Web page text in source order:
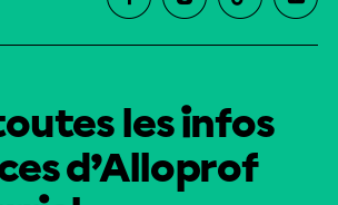
les infos
d’Alloprof